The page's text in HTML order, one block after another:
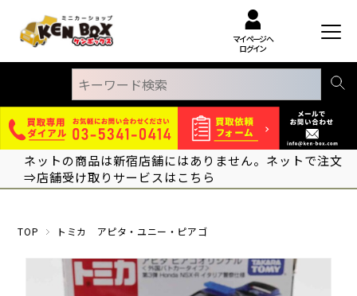
マイページへ
ログイン
ネットの商品は新宿店舗にはありません。ネットで注文
⇒店舗受け取りサービスはこちら
TOP トミカ アピタ・ユニー・ピアゴ